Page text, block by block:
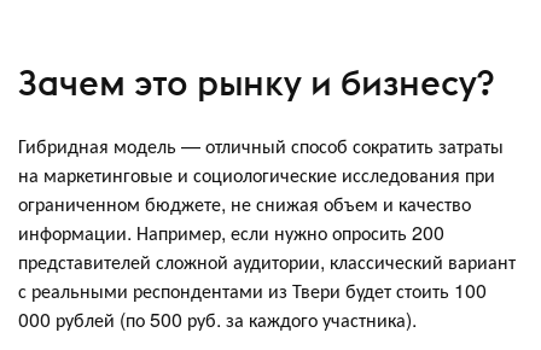
Зачем это рынку и бизнесу?
Гибридная модель — отличный способ сократить затраты
на маркетинговые и социологические исследования при
ограниченном бюджете, не снижая объем и качество
информации. Например, если нужно опросить 200
представителей сложной аудитории, классический вариант
с реальными респондентами из Твери будет стоить 100
000 рублей (по 500 руб. за каждого участника).